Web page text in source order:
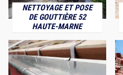
NETTOYAGE ET POSE
DE GOUTTIÈRE 52
HAUTE-MARNE